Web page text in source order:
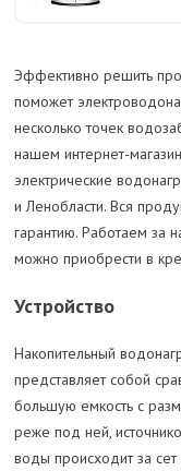
Эффективно решить
поможет
несколько точек
нашем интернет-
электрические
и Ленобласти. Вся
гарантию. Работаем за
можно приобрести в
Устройство
Накопительный
представляет собой
большую емкость с
реже под ней,
воды происходит за